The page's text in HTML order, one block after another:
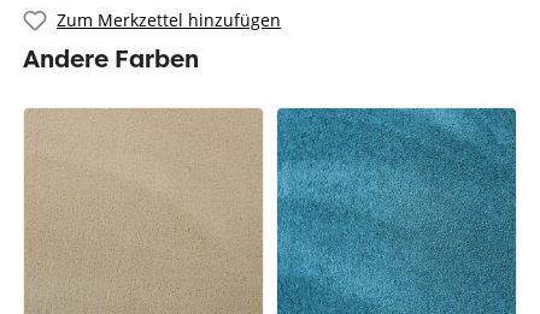
Zum Merkzettel hinzufügen
Andere Farben